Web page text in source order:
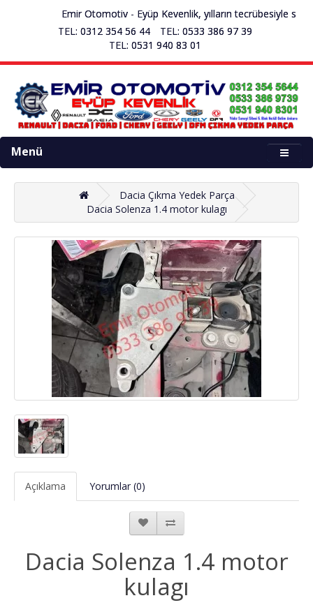
Emir Otomotiv - Eyüp Kevenlik, yılların tecrübesiyle
TEL: 0312 354 56 44
TEL: 0533 386 97 39
TEL: 0531 940 83 01
Menü
Dacia Çıkma Yedek Parça
Dacia Solenza 1.4 motor kulagı
Açıklama Yorumlar (0)
Dacia Solenza 1.4 motor
kulagı